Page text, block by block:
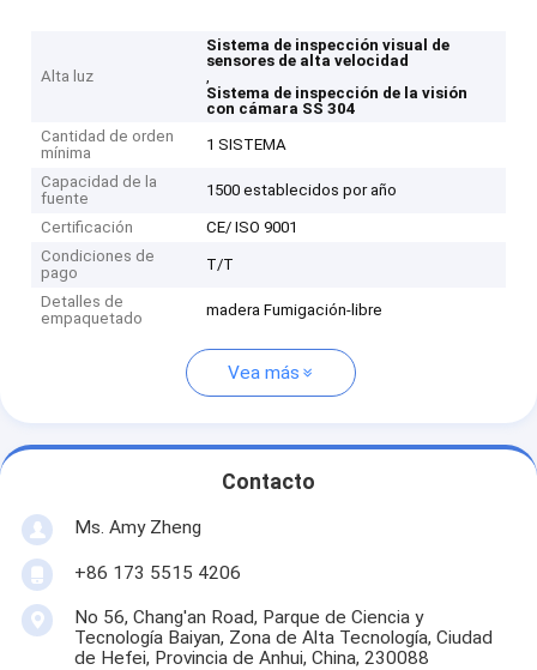
Alta luz
Sistema de inspección visual de
sensores de alta velocidad
,
Sistema de inspección de la visión
con cámara SS 304
Cantidad de orden
mínima
1 SISTEMA
Capacidad de la
fuente
1500 establecidos por año
Certificación
CE/ ISO 9001
Condiciones de
pago
T/T
Detalles de
empaquetado
madera Fumigación-libre
Vea más
Contacto
Ms. Amy Zheng
+86 173 5515 4206
No 56, Chang'an Road, Parque de Ciencia y
Tecnología Baiyan, Zona de Alta Tecnología, Ciudad
de Hefei, Provincia de Anhui, China, 230088